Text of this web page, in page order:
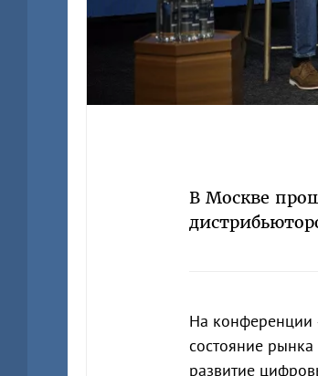
В Москве
На конференции
состояние
развитие